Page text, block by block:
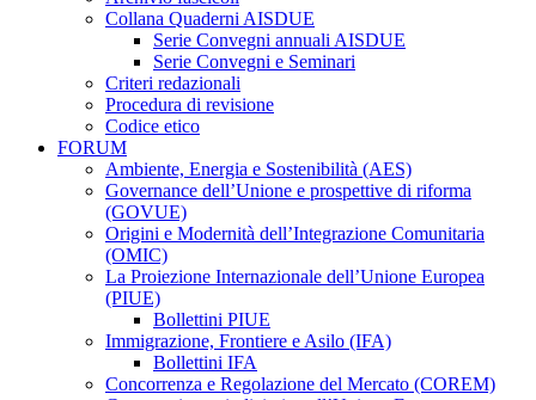
Collana Quaderni AISDUE
Serie Convegni annuali AISDUE
Serie Convegni e Seminari
Criteri redazionali
Procedura di revisione
Codice etico
FORUM
Ambiente, Energia e Sostenibilità (AES)
Governance dell’Unione e prospettive di riforma
(GOVUE)
Origini e Modernità dell’Integrazione Comunitaria
(OMIC)
La Proiezione Internazionale dell’Unione Europea
(PIUE)
Bollettini PIUE
Immigrazione, Frontiere e Asilo (IFA)
Bollettini IFA
Concorrenza e Regolazione del Mercato (COREM)